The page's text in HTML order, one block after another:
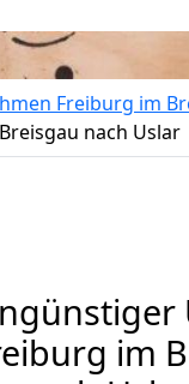
Freiburg im
nach Uslar
im